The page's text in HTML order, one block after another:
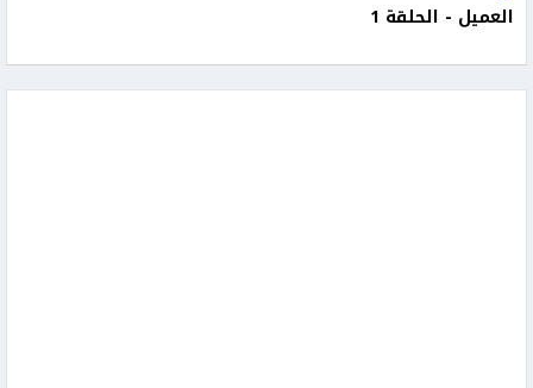
العميل - الحلقة 1